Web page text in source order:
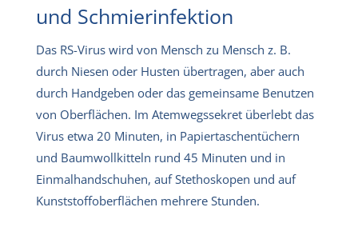
und Schmierinfektion
Das RS-Virus wird von Mensch zu Mensch z. B.
durch Niesen oder Husten übertragen, aber auch
durch Handgeben oder das gemeinsame Benutzen
von Oberflächen. Im Atemwegssekret überlebt das
Virus etwa 20 Minuten, in Papiertaschentüchern
und Baumwollkitteln rund 45 Minuten und in
Einmalhandschuhen, auf Stethoskopen und auf
Kunststoffoberflächen mehrere Stunden.